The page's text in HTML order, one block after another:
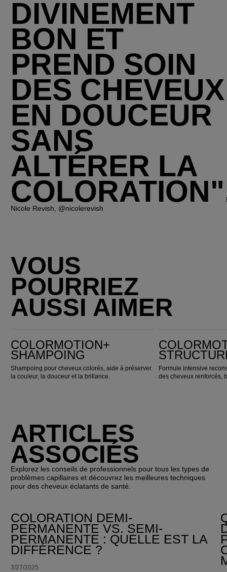
DIVINEMENT
BON ET
PREND SOIN
DES CHEVEUX
EN DOUCEUR
SANS
ALTÉRER LA
Nicole Revish, @nicolerevish
VOUS
POURRIEZ
AUSSI AIMER
COLORMOTION+
SHAMPOING
Shampoing pour cheveux colorés, aide à préserver
la couleur, la douceur et la brillance.
Formule intensive
des cheveux renforcés,
ARTICLES
ASSOCIÉS
Explorez les conseils de professionnels pour tous les types de
problèmes capillaires et découvrez les meilleures techniques
pour des cheveux éclatants de santé.
COLORATION DEMI-
PERMANENTE VS. SEMI-
PERMANENTE : QUELLE EST LA
DIFFÉRENCE ?
3/27/2025